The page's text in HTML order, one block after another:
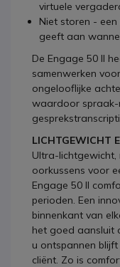
virtuele
Niet storen -
geeft aan
De Engage 50 II
samenwerken
ongelooflijke
waardoor
LICHTGEWICHT
Ultra-
oorkussens voor
Engage 50 II
perioden. Een
binnenkant van
het goed aansluit
u ontspannen
cliënt. Zo is